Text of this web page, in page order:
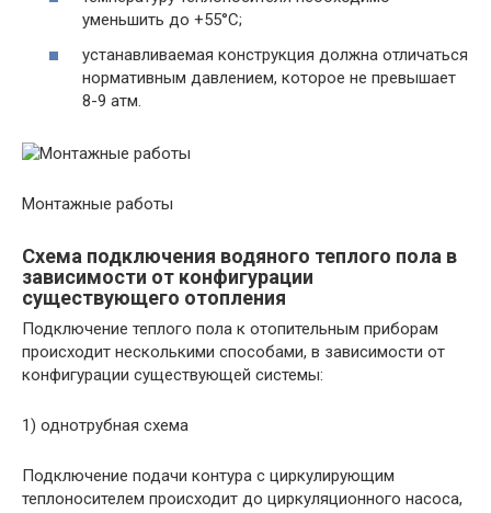
уменьшить до +55°С;
устанавливаемая конструкция должна отличаться
нормативным давлением, которое не превышает
8-9 атм.
Монтажные работы
Схема подключения водяного теплого пола в
зависимости от конфигурации
существующего отопления
Подключение теплого пола к отопительным приборам
происходит несколькими способами, в зависимости от
конфигурации существующей системы:
1) однотрубная схема
Подключение подачи контура с циркулирующим
теплоносителем происходит до циркуляционного насоса,